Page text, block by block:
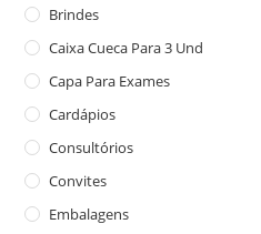
Brindes
Caixa Cueca Para 3 Und
Capa Para Exames
Cardápios
Consultórios
Convites
Embalagens